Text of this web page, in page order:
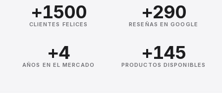
+1500
CLIENTES FELICES
+290
RESEÑAS EN GOOGLE
+4
AÑOS EN EL MERCADO
+145
PRODUCTOS DISPONIBLES